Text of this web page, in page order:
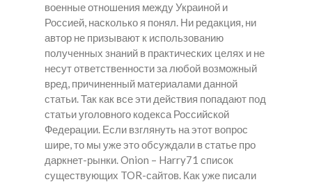
военные отношения между Украиной и
Россией, насколько я понял. Ни редакция, ни
автор не призывают к использованию
полученных знаний в практических целях и не
несут ответственности за любой возможный
вред, причиненный материалами данной
статьи. Так как все эти действия попадают под
статьи уголовного кодекса Российской
Федерации. Если взглянуть на этот вопрос
шире, то мы уже это обсуждали в статье про
даркнет-рынки. Onion – Harry71 список
существующих TOR-сайтов. Как уже писали